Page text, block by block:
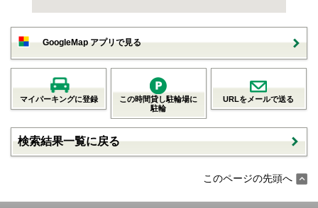
GoogleMap アプリで見る
マイパーキングに登録
この時間貸し駐輪場に
駐輪
URLをメールで送る
検索結果一覧に戻る
このページの先頭へ